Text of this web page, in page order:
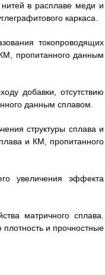
в расплаве меди и
каркаса.
токопроводящих
пропитанного данным
добавки, отсутствию
данным сплавом.
структуры сплава и
и КМ, пропитанного
увеличения эффекта
матричного сплава.
и прочностные